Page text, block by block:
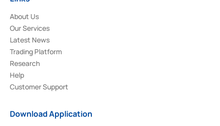
About Us
Our Services
Latest News
Trading Platform
Research
Help
Customer Support
Download Application